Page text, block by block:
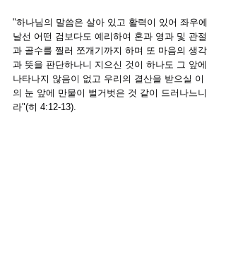
"하나님의 말씀은 살아 있고 활력이 있어 좌우에
날선 어떤 검보다도 예리하여 혼과 영과 및 관절
과 골수를 찔러 쪼개기까지 하며 또 마음의 생각
과 뜻을 판단하나니 지으신 것이 하나도 그 앞에
나타나지 않음이 없고 우리의 결산을 받으실 이
의 눈 앞에 만물이 벌거벗은 것 같이 드러나느니
라"(히 4:12-13).